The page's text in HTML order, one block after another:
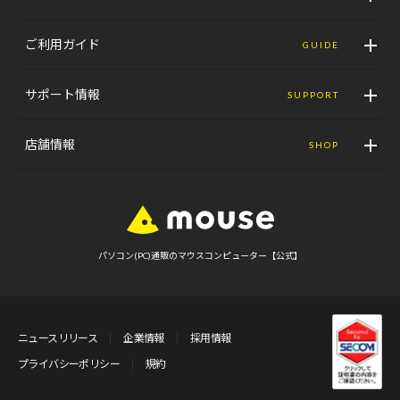
ご利用ガイド GUIDE
サポート情報 SUPPORT
店舗情報 SHOP
パソコン(PC)通販のマウスコンピューター【公式】
ニュースリリース 企業情報
採用情報
プライバシーポリシー
規約